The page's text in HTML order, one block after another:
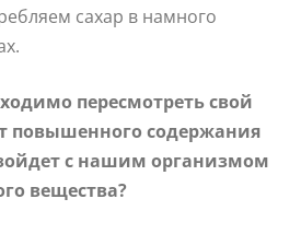
сахар в намного
пересмотреть свой
повышенного содержания
с нашим организмом
вещества?